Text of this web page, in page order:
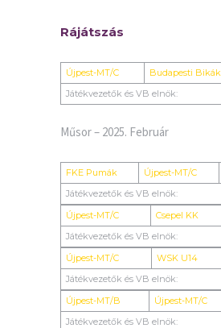
Rájátszás
Újpest-MT/C Budapesti Bikák
Játékvezetők és VB elnök:
Műsor – 2025. Február
FKE Pumák Újpest-MT/C
Játékvezetők és VB elnök:
Újpest-MT/C
Csepel KK
Játékvezetők és VB elnök:
Újpest-MT/C
WSK U14
Játékvezetők és VB elnök:
Újpest-MT/B
Újpest-MT/C
Játékvezetők és VB elnök: